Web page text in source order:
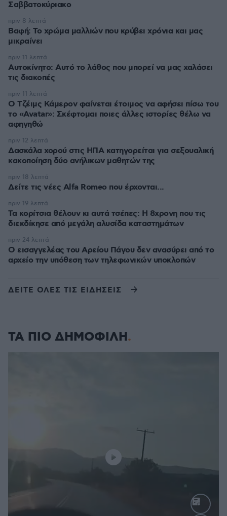
Σαββατοκύριακο
Βαφή: Το χρώμα μαλλιών που κρύβει χρόνια και μας
μικραίνει
πριν 8 λεπτά
Αυτοκίνητο: Αυτό το λάθος που μπορεί να μας χαλάσει
τις διακοπές
πριν 11 λεπτά
Ο Τζέιμς Κάμερον φαίνεται έτοιμος να αφήσει πίσω του
το «Avatar»: Σκέφτομαι ποιες άλλες ιστορίες θέλω να
αφηγηθώ
πριν 11 λεπτά
Δασκάλα χορού στις ΗΠΑ κατηγορείται για σεξουαλική
κακοποίηση δύο ανήλικων μαθητών της
πριν 12 λεπτά
Δείτε τις νέες Alfa Romeo που έρχονται...
πριν 18 λεπτά
Τα κορίτσια θέλουν κι αυτά τσέπες: Η 8χρονη που τις
διεκδίκησε από μεγάλη αλυσίδα καταστημάτων
πριν 19 λεπτά
Ο εισαγγελέας του Αρείου Πάγου δεν ανασύρει από το
αρχείο την υπόθεση των τηλεφωνικών υποκλοπών
πριν 24 λεπτά
ΔΕΙΤΕ ΟΛΕΣ ΤΙΣ ΕΙΔΗΣΕΙΣ
ΤΑ ΠΙΟ ΔΗΜΟΦΙΛΗ